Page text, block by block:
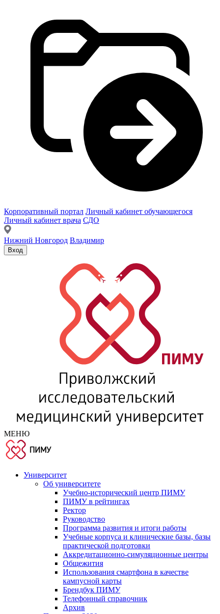
Корпоративный портал Личный кабинет обучающегося
Личный кабинет врача СДО
Нижний Новгород Владимир
Вход
МЕНЮ
Университет
Об университете
Учебно-исторический центр ПИМУ
ПИМУ в рейтингах
Ректор
Руководство
Программа развития и итоги работы
Учебные корпуса и клинические базы, базы
практической подготовки
Аккредитационно-симуляционные центры
Общежития
Использования смартфона в качестве
кампусной карты
Брендбук ПИМУ
Телефонный справочник
Архив